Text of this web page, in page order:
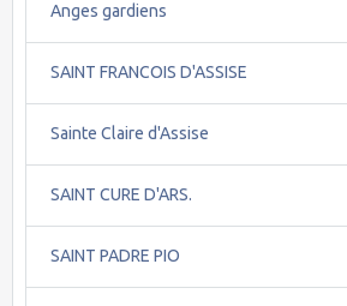
Anges gardiens
SAINT FRANCOIS D'ASSISE
Sainte Claire d'Assise
SAINT CURE D'ARS.
SAINT PADRE PIO